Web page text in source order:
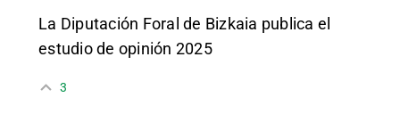
La Diputación Foral de Bizkaia publica el
estudio de opinión 2025
3